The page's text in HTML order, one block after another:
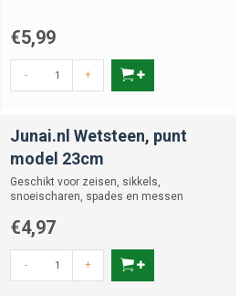
€5,99
- +
Junai.nl Wetsteen, punt
model 23cm
Geschikt voor zeisen, sikkels,
snoeischaren, spades en messen
€4,97
- +